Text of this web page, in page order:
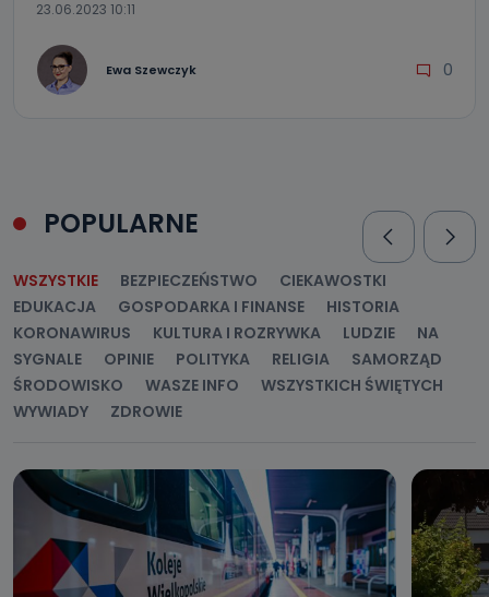
23.06.2023 10:11
Ewa Szewczyk 0
POPULARNE
WSZYSTKIE BEZPIECZEŃSTWO
CIEKAWOSTKI
EDUKACJA
GOSPODARKA I FINANSE
HISTORIA
KORONAWIRUS
KULTURA I ROZRYWKA LUDZIE
NA
SYGNALE
OPINIE POLITYKA RELIGIA
SAMORZĄD
ŚRODOWISKO
WASZE INFO
WSZYSTKICH ŚWIĘTYCH
WYWIADY
ZDROWIE